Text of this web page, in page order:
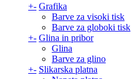
+- Grafika
Barve za visoki tisk
Barve za globoki tisk
+- Glina in pribor
Glina
Barve za glino
+- Slikarska platna